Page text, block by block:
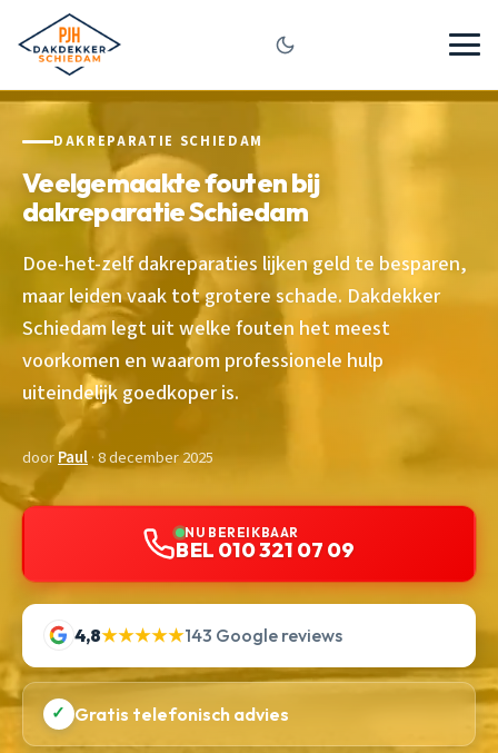
DAKREPARATIE SCHIEDAM
Veelgemaakte fouten bij
dakreparatie Schiedam
Doe-het-zelf dakreparaties lijken geld te besparen,
maar leiden vaak tot grotere schade. Dakdekker
Schiedam legt uit welke fouten het meest
voorkomen en waarom professionele hulp
uiteindelijk goedkoper is.
doorPaul· 8 december 2025
NU BEREIKBAAR
BEL 010 321 07 09
4,8★★★★★143 Google reviews
✓ Gratis telefonisch advies